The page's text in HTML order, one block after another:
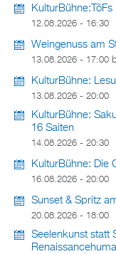
12.08.2026 - 16:30
Weingenuss am
13.08.2026 - 17:00
KulturBühne:
13.08.2026 - 20:00
KulturBühne:
16 Saiten
14.08.2026 - 20:30
KulturBühne: Die
16.08.2026 - 20:00
Sunset & Spritz
20.08.2026 - 18:00
Seelenkunst statt